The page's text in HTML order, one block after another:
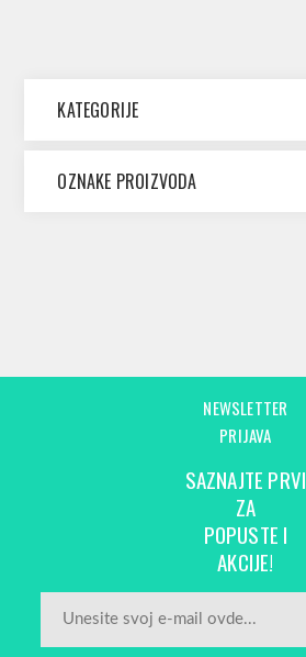
KATEGORIJE
OZNAKE PROIZVODA
NEWSLETTER
PRIJAVA
SAZNAJTE PRVI
ZA
POPUSTE I
AKCIJE!